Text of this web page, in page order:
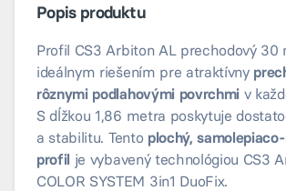
Popis produktu
Profil CS3 Arbiton AL prechodový 30
ideálnym riešením pre atraktívny
rôznymi podlahovými povrchmi v
S dĺžkou 1,86 metra poskytuje
a stabilitu. Tento plochý,
profil je vybavený technológiou CS3
COLOR SYSTEM 3in1 DuoFix.